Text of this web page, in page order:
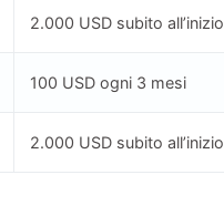
2.000 USD subito all’inizio
100 USD ogni 3 mesi
2.000 USD subito all’inizio